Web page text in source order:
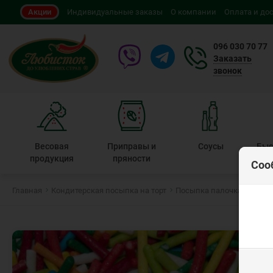
Акции Индивидуальные заказы О компании Оплата и
096 030 70 77
Заказать
звонок
Весовая
продукция
Приправы и
пряности
Соусы